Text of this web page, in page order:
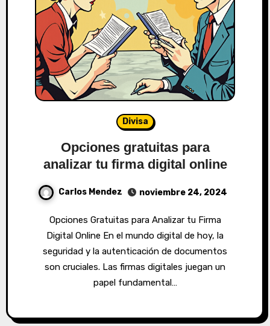
Divisa
Opciones gratuitas para
analizar tu firma digital online
Carlos Mendez noviembre 24, 2024
Opciones Gratuitas para Analizar tu Firma
Digital Online En el mundo digital de hoy, la
seguridad y la autenticación de documentos
son cruciales. Las firmas digitales juegan un
papel fundamental…